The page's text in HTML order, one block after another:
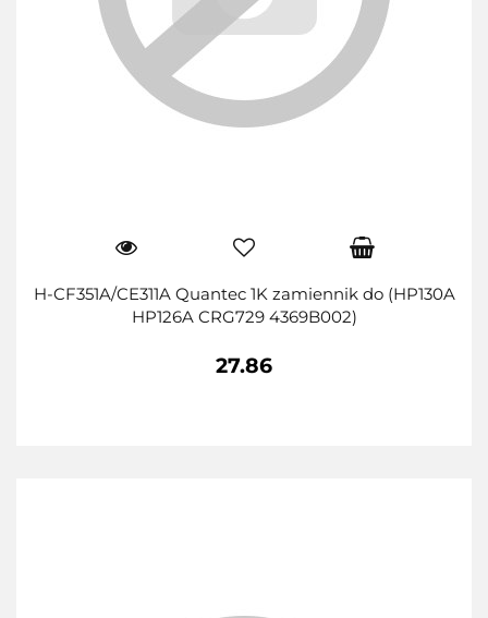
H-CF351A/CE311A Quantec 1K zamiennik do (HP130A
HP126A CRG729 4369B002)
27.86